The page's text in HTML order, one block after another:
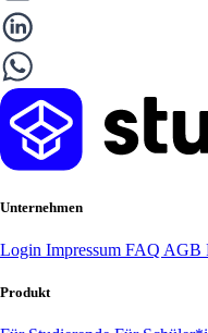
Unternehmen
Login Impressum FAQ AGB
Produkt